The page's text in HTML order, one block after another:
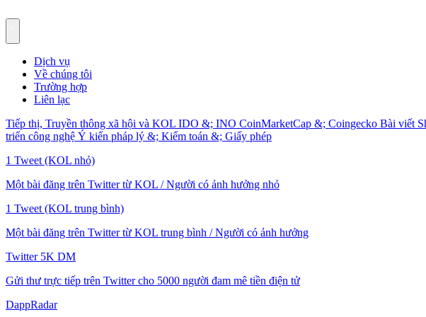
Dịch vụ
Về chúng tôi
Trường hợp
Liên lạc
Tiếp thị, Truyền thông xã hội và KOL IDO &; INO CoinMarketCap &; Coingecko Bài viết
triển công nghệ Ý kiến pháp lý &; Kiểm toán &; Giấy phép
1 Tweet (KOL nhỏ)
Một bài đăng trên Twitter từ KOL / Người có ảnh hưởng nhỏ
1 Tweet (KOL trung bình)
Một bài đăng trên Twitter từ KOL trung bình / Người có ảnh hưởng
Twitter 5K DM
Gửi thư trực tiếp trên Twitter cho 5000 người đam mê tiền điện tử
DappRadar